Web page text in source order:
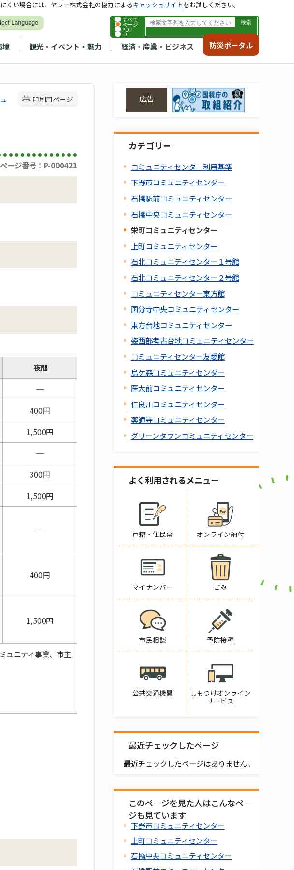
すべて
ページ
PDF
ID
境 観光・イベント・魅力 経済・産業・ビジネス 防災ポータル
くい場合には、ヤフー株式会社の協力によるキャッシュサイトをお試しください。
印刷用ページ
ページ番号：P-000421
夜間
─
400円
1,500円
─
300円
1,500円
─
400円
1,500円
ュニティ事業、市主
広告
カテゴリー
コミュニティセンター利用基準
下野市コミュニティセンター
石橋駅前コミュニティセンター
石橋中央コミュニティセンター
栄町コミュニティセンター
上町コミュニティセンター
石北コミュニティセンター１号館
石北コミュニティセンター２号館
コミュニティセンター東方館
国分寺中央コミュニティセンター
東方台地コミュニティセンター
姿西部考古台地コミュニティセンター
コミュニティセンター友愛館
烏ケ森コミュニティセンター
医大前コミュニティセンター
仁良川コミュニティセンター
薬師寺コミュニティセンター
グリーンタウンコミュニティセンター
よく利用されるメニュー
戸籍・住民票 オンライン納付
マイナンバー ごみ
市民相談 予防接種
公共交通機関
しもつけオンライン
サービス
最近チェックしたページ
最近チェックしたページはありません。
このページを見た人はこんなペー
ジも見ています
下野市コミュニティセンター
上町コミュニティセンター
石橋中央コミュニティセンター